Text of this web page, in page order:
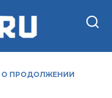
О ПРОДОЛЖЕНИИ